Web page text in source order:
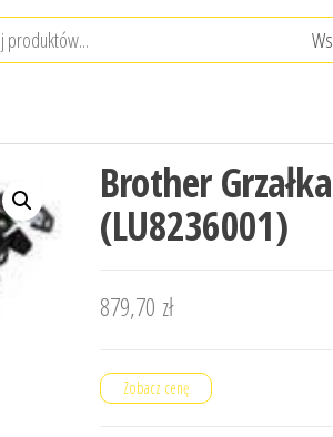
Brother
(LU8236001)
879,70 zł
Zobacz cenę